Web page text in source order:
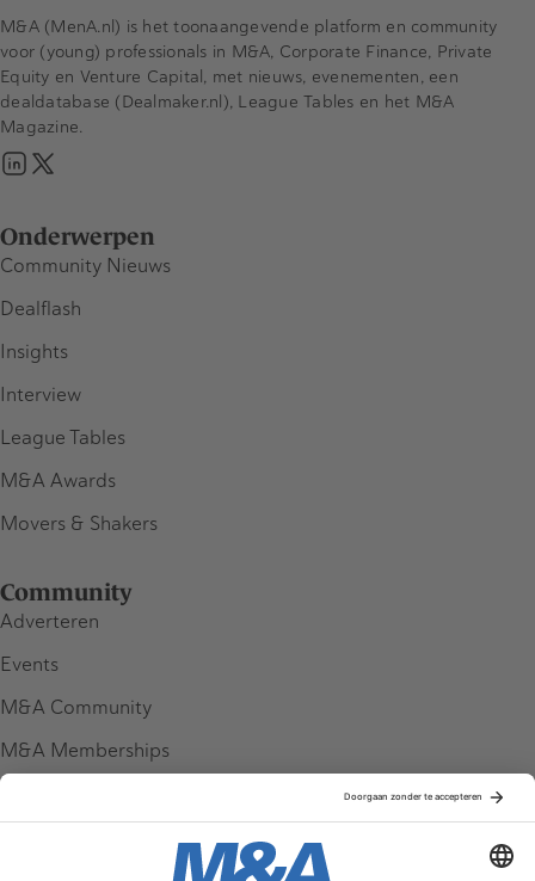
Onderwerpen
Community Nieuws
Dealflash
Insights
Interview
League Tables
M&A Awards
Movers & Shakers
Community
Adverteren
Events
M&A Community
M&A Memberships
M&A (MenA.nl) is het toonaangevende platform en community
voor (young) professionals in M&A, Corporate Finance, Private
Equity en Venture Capital, met nieuws, evenementen, een
dealdatabase (Dealmaker.nl), League Tables en het M&A
Magazine.